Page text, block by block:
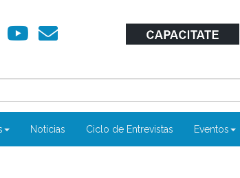
Noticias Ciclo de Entrevistas Eventos